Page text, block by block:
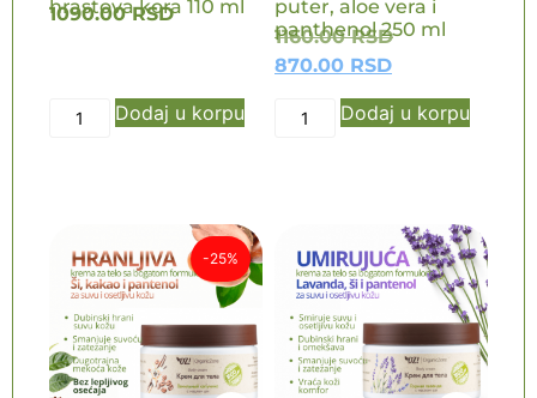
hrastova kora 110 ml
1090.00RSD
Dodaj u korpu
puter, aloe vera i
panthenol 250 ml
1160.00RSD
870.00 RSD
Dodaj u korpu
NOVO
-25%
NOVO